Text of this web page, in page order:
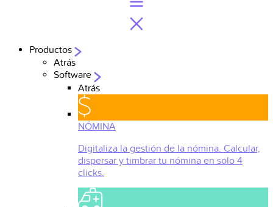
Productos
Atrás
Software
Atrás
NÓMINA
Digitaliza la gestión de la nómina. Calcular,
dispersar y timbrar tu nómina en solo 4
clicks.